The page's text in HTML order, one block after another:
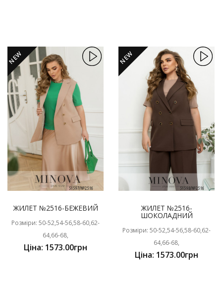
NEW
ЖИЛЕТ №2516-БЕЖЕВИЙ
Розміри: 50-52,54-56,58-60,62-
64,66-68,
Ціна: 1573.00грн
NEW
ЖИЛЕТ №2516-
ШОКОЛАДНИЙ
Розміри: 50-52,54-56,58-60,62-
64,66-68,
Ціна: 1573.00грн